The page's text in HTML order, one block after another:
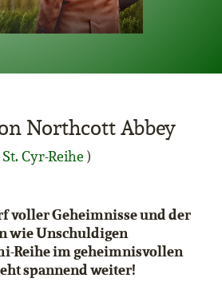
Northcott Abbey
Cyr-Reihe )
voller Geheimnisse und der
wie Unschuldigen
Reihe im geheimnisvollen
spannend weiter!